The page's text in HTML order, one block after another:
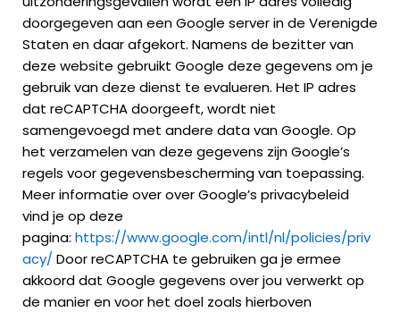
doorgegeven aan een Google server in de Verenigde
Staten en daar afgekort. Namens de bezitter van
deze website gebruikt Google deze gegevens om je
gebruik van deze dienst te evalueren. Het IP adres
dat reCAPTCHA doorgeeft, wordt niet
samengevoegd met andere data van Google. Op
het verzamelen van deze gegevens zijn Google’s
regels voor gegevensbescherming van toepassing.
Meer informatie over over Google’s privacybeleid
vind je op deze
pagina: https://www.google.com/intl/nl/policies/priv
acy/Door reCAPTCHA te gebruiken ga je ermee
akkoord dat Google gegevens over jou verwerkt op
de manier en voor het doel zoals hierboven